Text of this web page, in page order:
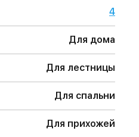
4
Для дома
Для лестницы
Для спальни
Для прихожей